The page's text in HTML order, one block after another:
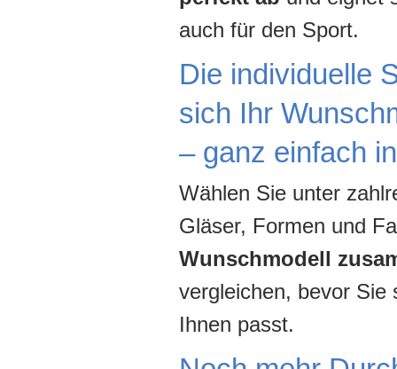
auch für den Sport.
Die individuelle
sich Ihr
– ganz einfach
Wählen Sie unter
Gläser, Formen und
Wunschmodell
vergleichen, bevor Sie
Ihnen passt.